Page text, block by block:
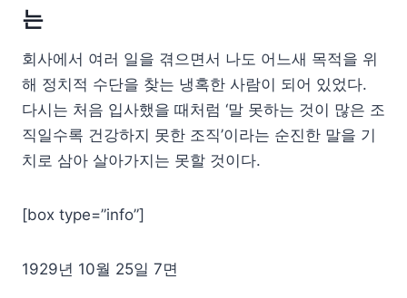
는
회사에서 여러 일을 겪으면서 나도 어느새 목적을 위
해 정치적 수단을 찾는 냉혹한 사람이 되어 있었다.
다시는 처음 입사했을 때처럼 ‘말 못하는 것이 많은 조
직일수록 건강하지 못한 조직’이라는 순진한 말을 기
치로 삼아 살아가지는 못할 것이다.
[box type=”info”]
1929년 10월 25일 7면